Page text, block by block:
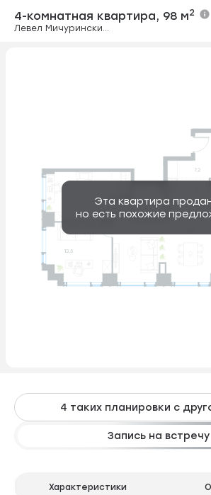
4-
4-комнатная квартира, 98 м2
Эта квартира
но есть похожие
4 таких планировки с
Запись на встречу
Характеристики